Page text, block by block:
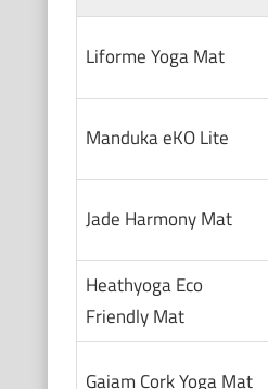
Liforme Yoga Mat
Manduka eKO Lite
Jade Harmony Mat
Heathyoga Eco
Friendly Mat
Gaiam Cork Yoga Mat